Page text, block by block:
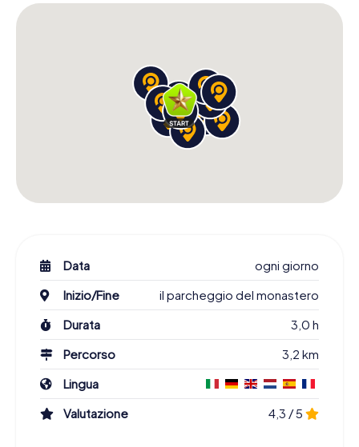
Data
ogni giorno
Inizio/Fine
il parcheggio del monastero
Durata
3,0 h
Percorso
3,2 km
Lingua
Valutazione
4,3 / 5